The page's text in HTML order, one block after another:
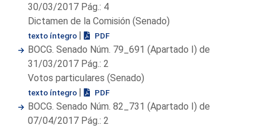
30/03/2017 Pág.: 4
Dictamen de la Comisión (Senado)
texto íntegro | PDF
BOCG. Senado Núm. 79_691 (Apartado I) de
31/03/2017 Pág.: 2
Votos particulares (Senado)
texto íntegro | PDF
BOCG. Senado Núm. 82_731 (Apartado I) de
07/04/2017 Pág.: 2